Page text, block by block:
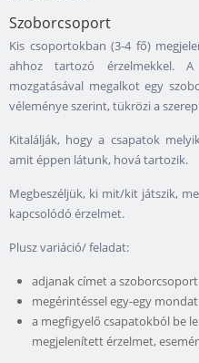
Szoborcsoport
Kis csoportokban (3-4 fő)
ahhoz tartozó érzelmekkel.
mozgatásával megalkot egy
véleménye szerint, tükrözi a
Kitalálják, hogy a csapatok
amit éppen látunk, hová tartozik.
Megbeszéljük, ki mit/kit játszik,
kapcsolódó érzelmet.
Plusz variáció/ feladat:
adjanak címet a
megérintéssel egy-egy
a megfigyelő csapatokból be
megjelenített érzelmet,